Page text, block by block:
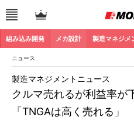
組み込み開発 メカ設計 製造マネジメ
ニュース
クルマ売れるが利益率が
「TNGAは高く売れる」
製造マネジメントニュース